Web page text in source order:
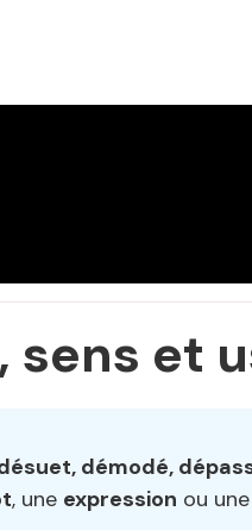
sens et
démodé,
, une expression ou une